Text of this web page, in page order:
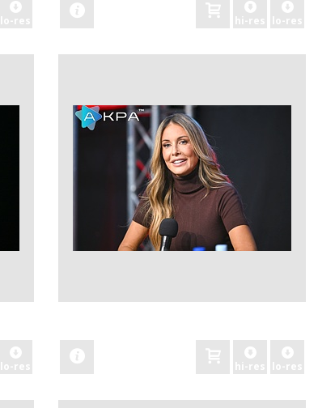
lo-res hi-res lo-res
lo-res hi-res lo-res